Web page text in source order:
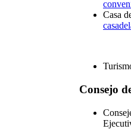
Casa
Consejo